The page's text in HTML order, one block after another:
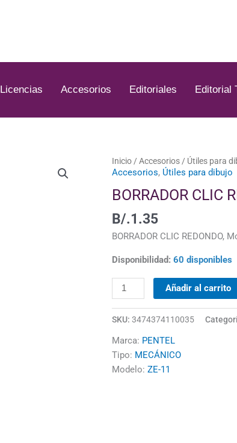
Licencias Accesorios Editoriales Editorial
Inicio / Accesorios / Útiles para
Accesorios, Útiles para dibujo
BORRADOR CLIC
B/.1.35
BORRADOR CLIC REDONDO,
Disponibilidad: 60 disponibles
BORRADOR
CLIC
REDONDO
-
ZE-
11
Añadir al carrito
SKU: 3474374110035
Marca: PENTEL
Tipo: MECÁNICO
Modelo: ZE-11